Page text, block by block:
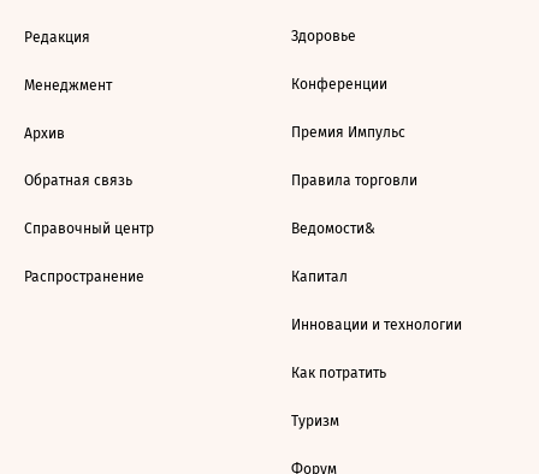
Редакция
Менеджмент
Архив
Обратная связь
Справочный центр
Распространение
Здоровье
Конференции
Премия Импульс
Правила торговли
Ведомости&
Капитал
Инновации и технологии
Как потратить
Туризм
Форум